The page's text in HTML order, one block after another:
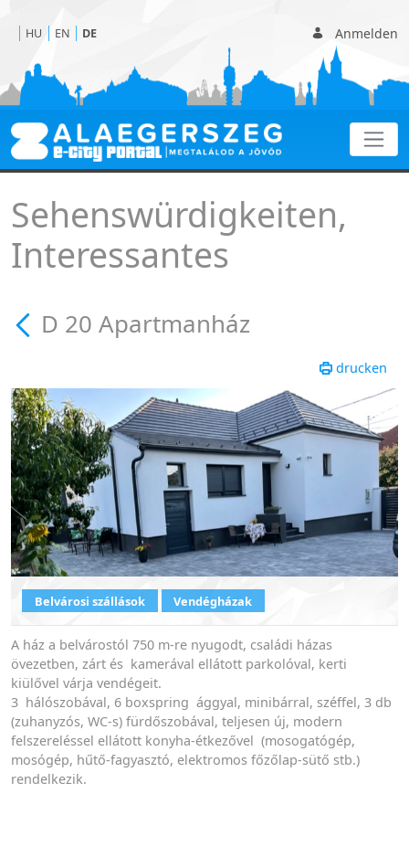
Anmelden
HU EN DE
D 20 Apartmanház
Sehenswürdigkeiten,
Interessantes
D 20 Apartmanház
drucken
Belvárosi szállások Vendégházak
A ház a belvárostól 750 m-re nyugodt, családi házas
övezetben, zárt és kamerával ellátott parkolóval, kerti
kiülővel várja vendégeit.
3 hálószobával, 6 boxspring ággyal, minibárral, széffel, 3 db
(zuhanyzós, WC-s) fürdőszobával, teljesen új, modern
felszereléssel ellátott konyha-étkezővel (mosogatógép,
mosógép, hűtő-fagyasztó, elektromos főzőlap-sütő stb.)
rendelkezik.